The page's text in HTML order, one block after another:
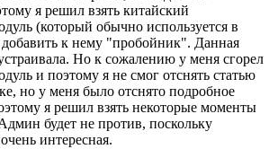
я решил взять китайский
(который обычно используется в
к нему "пробойник". Данная
Но к сожалению у меня сгорел
и поэтому я не смог отснять статью
но у меня было отснято подробное
я решил взять некоторые моменты
будет не против, поскольку
интересная.